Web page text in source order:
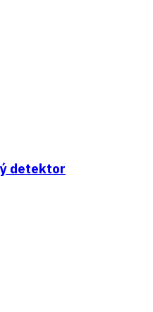
detektor